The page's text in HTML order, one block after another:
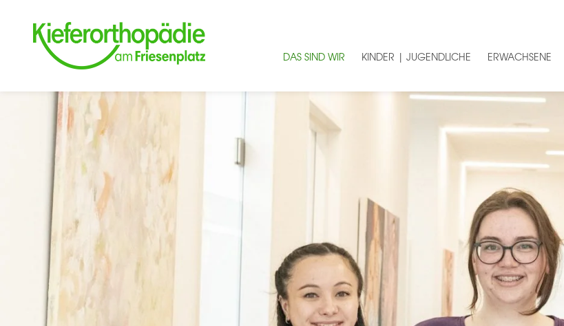
Menu öffnen / schließen DAS SIND WIR KINDER | JUGENDLICHE ERWACHSENE